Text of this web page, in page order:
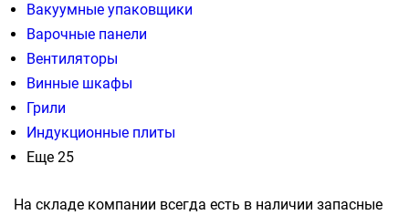
Вакуумные упаковщики
Варочные панели
Вентиляторы
Винные шкафы
Грили
Индукционные плиты
Еще 25
На складе компании всегда есть в наличии запасные